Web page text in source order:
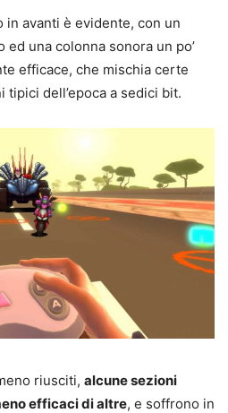
in avanti è evidente, con un
una colonna sonora un po’
efficace, che mischia certe
tipici dell’epoca a sedici bit.
riusciti, alcune sezioni
efficaci di altre, e soffrono in